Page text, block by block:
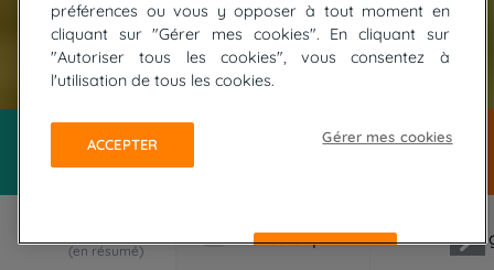
© Loic Kersuzan - Morbihan Tourisme
préférences ou vous y opposer à tout moment en
cliquant sur "Gérer mes cookies". En cliquant sur
"Autoriser tous les cookies", vous consentez à
l'utilisation de tous les cookies.
Gérer mes cookies
ACCEPTER